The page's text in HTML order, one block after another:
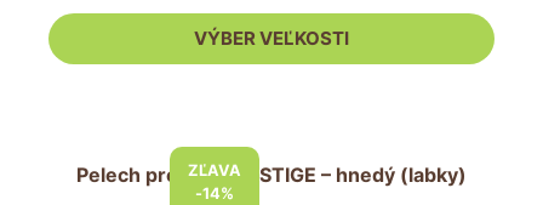
VÝBER VEĽKOSTI
stránke
produktu.
ZĽAVA
-14%
Pelech pre psa PRESTIGE – hnedý (labky)